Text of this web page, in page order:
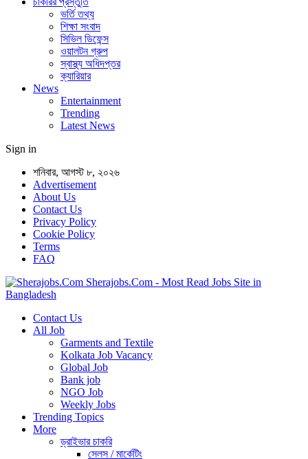
ভর্তি তথ্য
শিক্ষা সংবাদ
সিভিল ডিফেন্স
ওয়ালটন গ্রুপ
স্বাস্থ্য অধিদপ্তর
ক্যারিয়ার
News
Entertainment
Trending
Latest News
Sign in
শনিবার, আগস্ট ৮, ২০২৬
Advertisement
About Us
Contact Us
Privacy Policy
Cookie Policy
Terms
FAQ
Sherajobs.Com - Most Read Jobs Site in
Bangladesh
Contact Us
All Job
Garments and Textile
Kolkata Job Vacancy
Global Job
Bank job
NGO Job
Weekly Jobs
Trending Topics
More
ড্রাইভার চাকরি
সেলস / মার্কেটিং